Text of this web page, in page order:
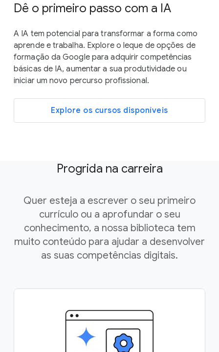
Dê o primeiro passo com a IA
A IA tem potencial para transformar a forma como
aprende e trabalha. Explore o leque de opções de
formação da Google para adquirir competências
básicas de IA, aumentar a sua produtividade ou
iniciar um novo percurso profissional.
Explore os cursos disponíveis
Progrida na carreira
Quer esteja a escrever o seu primeiro
currículo ou a aprofundar o seu
conhecimento, a nossa biblioteca tem
muito conteúdo para ajudar a desenvolver
as suas competências digitais.